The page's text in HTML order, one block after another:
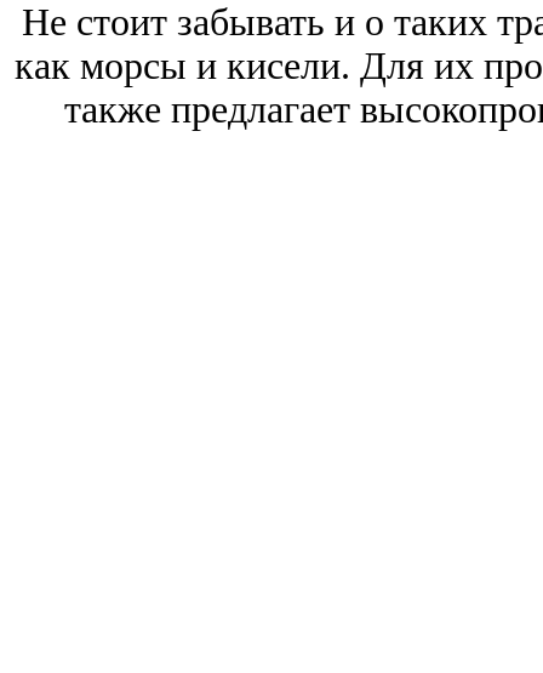
Не стоит забывать и о таких
как морсы и кисели. Для их
также предлагает